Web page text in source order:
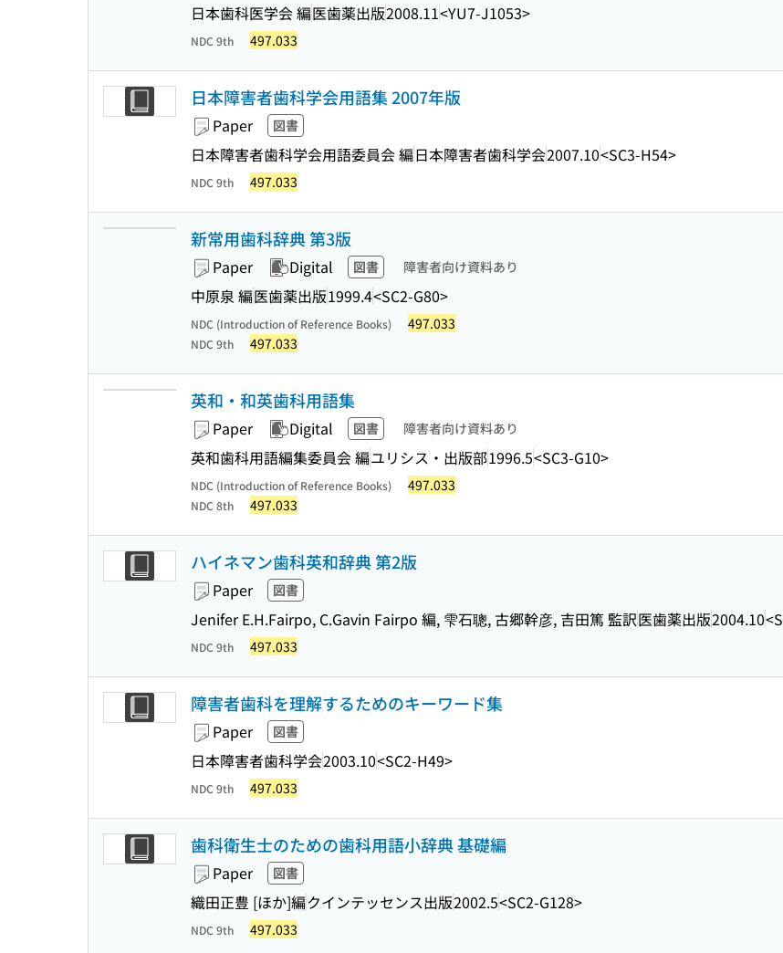
日本歯科医学会 編医歯薬出版2008.11<YU7-J1053>
NDC 9th 497.033
日本障害者歯科学会用語集 2007年版
Paper 図書
日本障害者歯科学会用語委員会 編日本障害者歯科学会2007.10<SC3-H54>
NDC 9th 497.033
新常用歯科辞典 第3版
Paper Digital 図書 障害者向け資料あり
中原泉 編医歯薬出版1999.4<SC2-G80>
NDC (Introduction of Reference Books) 497.033
NDC 9th 497.033
英和・和英歯科用語集
Paper Digital 図書 障害者向け資料あり
英和歯科用語編集委員会 編ユリシス・出版部1996.5<SC3-G10>
NDC (Introduction of Reference Books) 497.033
NDC 8th 497.033
ハイネマン歯科英和辞典 第2版
Paper 図書
Jenifer E.H.Fairpo, C.Gavin Fairpo 編, 雫石聰, 古郷幹彦, 吉田篤 監訳医歯薬出版2004.10
NDC 9th 497.033
障害者歯科を理解するためのキーワード集
Paper 図書
日本障害者歯科学会2003.10<SC2-H49>
NDC 9th 497.033
歯科衛生士のための歯科用語小辞典 基礎編
Paper 図書
織田正豊 [ほか]編クインテッセンス出版2002.5<SC2-G128>
NDC 9th 497.033